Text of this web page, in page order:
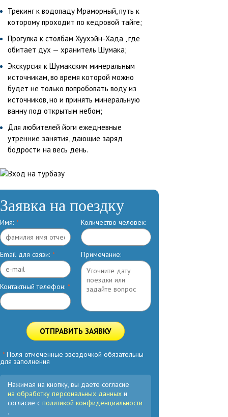
Трекинг к водопаду Мраморный, путь к
которому проходит по кедровой тайге;
Прогулка к столбам Хуухэйн-Хада , где
обитает дух — хранитель Шумака;
Экскурсия к Шумакским минеральным
источникам, во время которой можно
будет не только попробовать воду из
источников, но и принять минеральную
ванну под открытым небом;
Для любителей йоги ежедневные
утренние занятия, дающие заряд
бодрости на весь день.
Заявка на поездку
Имя: *
Email для связи: *
Контактный телефон: *
Количество человек:
Примечание:
ОТПРАВИТЬ ЗАЯВКУ
*Поля отмеченные звёздочкой обязательны
для заполнения
Нажимая на кнопку, вы даете согласие
на обработку персональных данных и
согласие с политикой конфиденциальности
.